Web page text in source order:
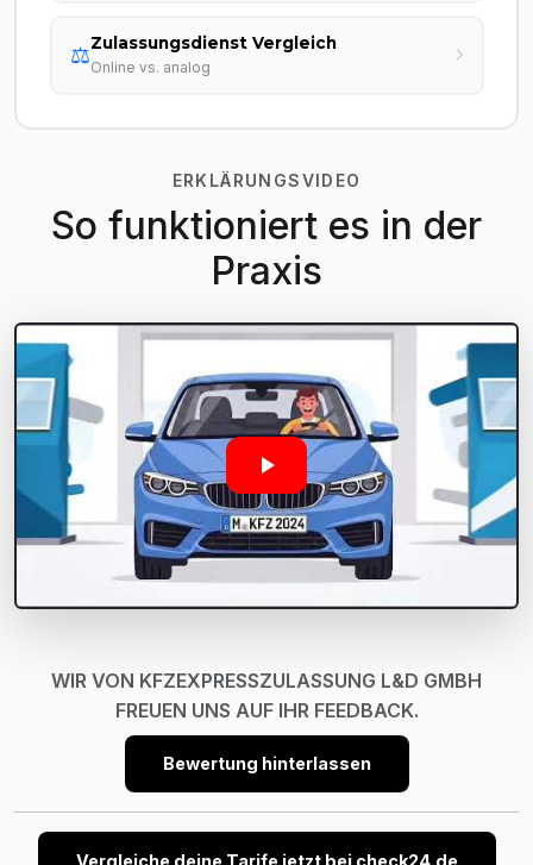
⚖️Zulassungsdienst Vergleich
Online vs. analog
ERKLÄRUNGSVIDEO
So funktioniert es in der
Praxis
WIR VON KFZEXPRESSZULASSUNG L&D GMBH
FREUEN UNS AUF IHR FEEDBACK.
Bewertung hinterlassen
Vergleiche deine Tarife jetzt bei check24.de